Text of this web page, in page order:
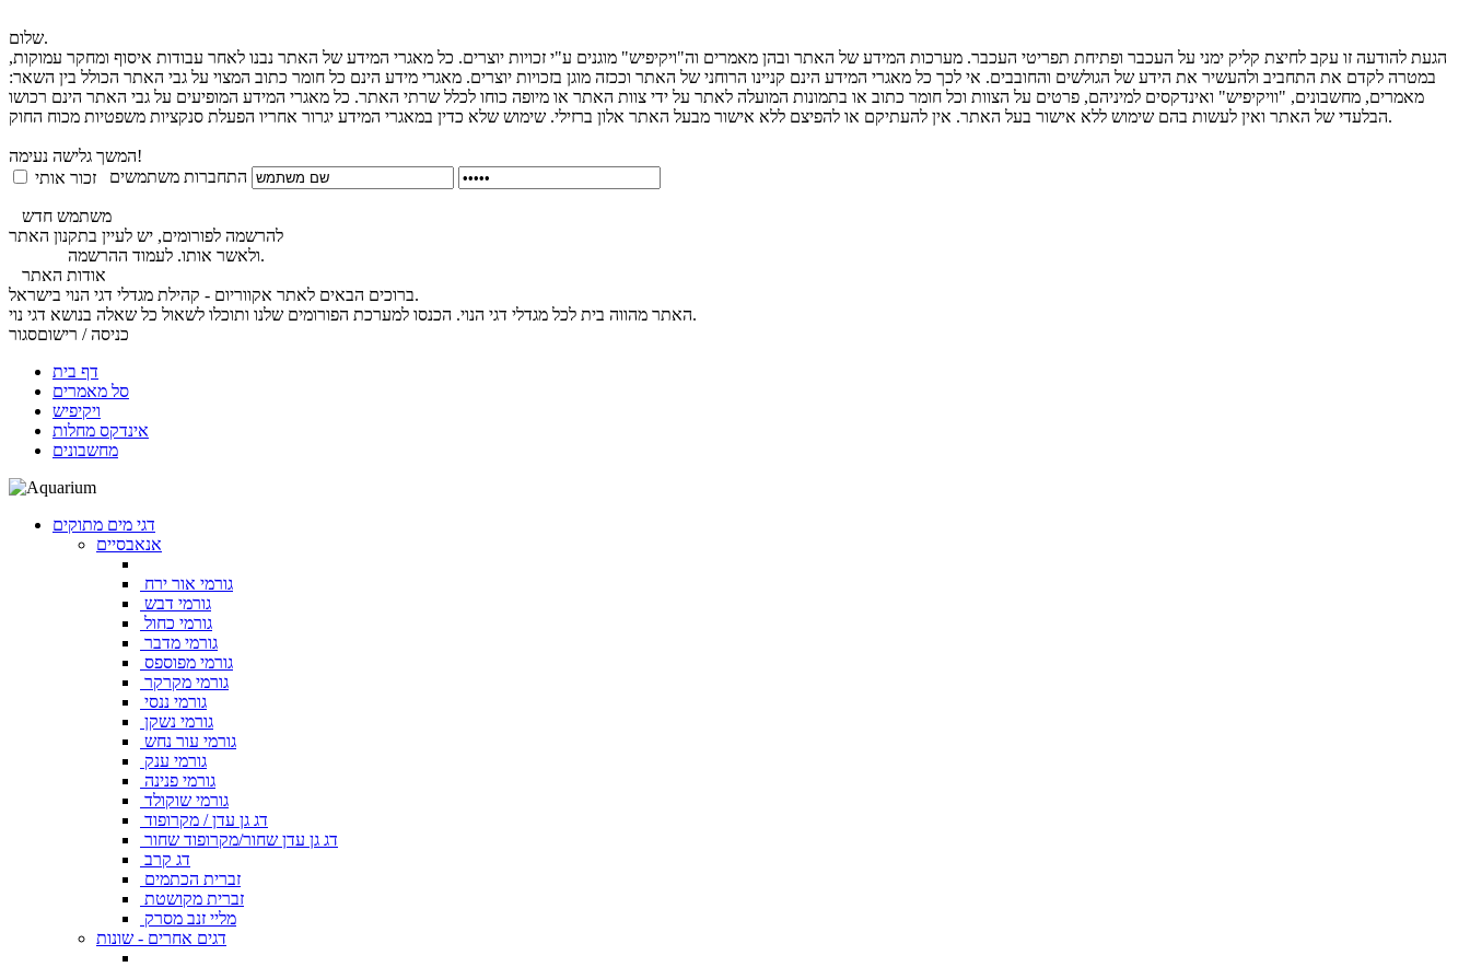
שלום.
הגעת להודעה זו עקב לחיצת קליק ימני על העכבר ופתיחת תפריטי העכבר. מערכות המידע של האתר ובהן מאמרים וה"ויקיפיש" מוגנים ע"י זכויות יוצרים. כל מאגרי המידע של האתר נבנו לאחר עבודות איסוף ומחקר עמוקות,
במטרה לקדם את התחביב ולהעשיר את הידע של הגולשים והחובבים. אי לכך כל מאגרי המידע הינם קניינו הרוחני של האתר וככזה מוגן בזכויות יוצרים. מאגרי מידע הינם כל חומר כתוב המצוי על גבי האתר הכולל בין השאר:
מאמרים, מחשבונים, "וויקיפיש" ואינדקסים למיניהם, פרטים על הצוות וכל חומר כתוב או בתמונות המועלה לאתר על ידי צוות האתר או מיופה כוחו לכלל שרתי האתר. כל מאגרי המידע המופיעים על גבי האתר הינם רכושו
הבלעדי של האתר ואין לעשות בהם שימוש ללא אישור בעל האתר. אין להעתיקם או להפיצם ללא אישור מבעל האתר אלון ברזילי. שימוש שלא כדין במאגרי המידע יגרור אחריו הפעלת סנקציות משפטיות מכוח החוק.
המשך גלישה נעימה!
התחברות משתמשים
זכור אותי
משתמש חדש
להרשמה לפורומים, יש לעיין בתקנון האתר
ולאשר אותו. לעמוד ההרשמה.
אודות האתר
ברוכים הבאים לאתר אקווריום - קהילת מגדלי דגי הנוי בישראל.
האתר מהווה בית לכל מגדלי דגי הנוי. הכנסו למערכת הפורומים שלנו ותוכלו לשאול כל שאלה בנושא דגי נוי.
כניסה / רישוםסגור
דף בית
סל מאמרים
ויקיפיש
אינדקס מחלות
מחשבונים
דגי מים מתוקים
אנאבסיים
גורמי אור ירח
גורמי דבש
גורמי כחול
גורמי מדבר
גורמי מפוספס
גורמי מקרקר
גורמי ננסי
גורמי נשקן
גורמי עור נחש
גורמי ענק
גורמי פנינה
גורמי שוקולד
דג גן עדן / מקרופוד
דג גן עדן שחור/מקרופוד שחור
דג קרב
זברית הכתמים
זברית מקושטת
מליי זנב מסרק
דגים אחרים - שונות